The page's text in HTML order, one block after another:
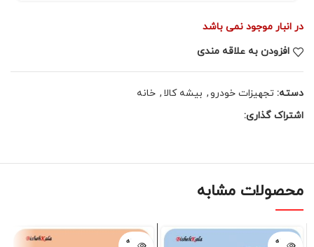
در انبار موجود نمی باشد
افزودن به علاقه مندی
دسته: تجهیزات خودرو, بیشه کالا , خانه
اشتراک گذاری:
محصولات مشابه
فروخته
فروخته